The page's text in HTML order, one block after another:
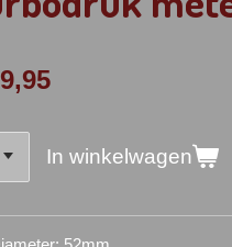
In winkelwagen